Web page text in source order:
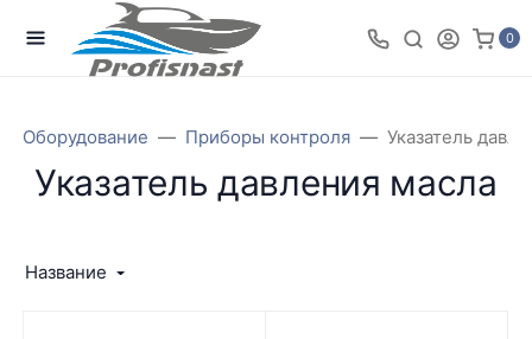
0
Оборудование Приборы контроля Указатель
Указатель давления масла
Название